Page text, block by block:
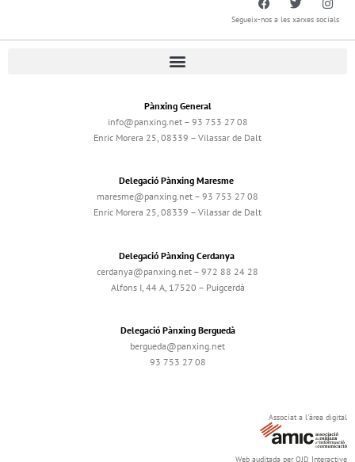
Segueix-nos a les xarxes socials
Pànxing General
info@panxing.net – 93 753 27 08
Enric Morera 25, 08339 – Vilassar de Dalt
Delegació Pànxing Maresme
maresme@panxing.net – 93 753 27 08
Enric Morera 25, 08339 – Vilassar de Dalt
Delegació Pànxing Cerdanya
cerdanya@panxing.net – 972 88 24 28
Alfons I, 44 A, 17520 – Puigcerdà
Delegació Pànxing Berguedà
bergueda@panxing.net
93 753 27 08
Associat a l'àrea digital
Web auditada per OJD Interactive